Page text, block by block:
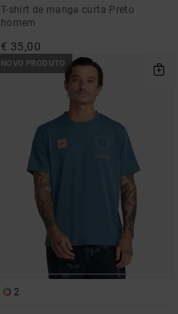
T-shirt de manga curta Preto
homem
€ 35,00
NOVO PRODUTO
2